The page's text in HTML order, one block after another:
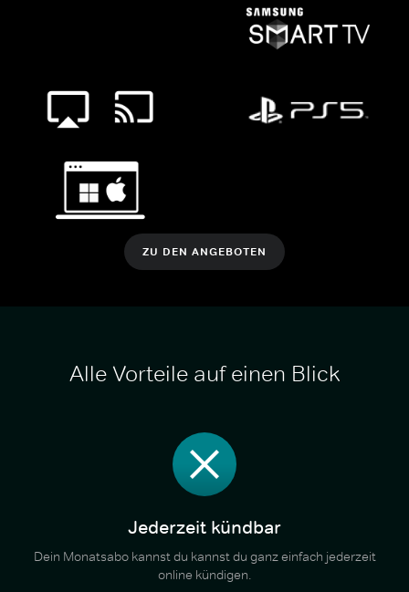
ZU DEN ANGEBOTEN
Alle Vorteile auf einen Blick
Jederzeit kündbar
Dein Monatsabo kannst du kannst du ganz einfach jederzeit
online kündigen.